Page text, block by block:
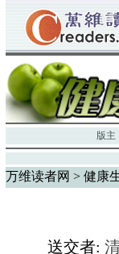
版主
万维读者网 > 健康
送交者: